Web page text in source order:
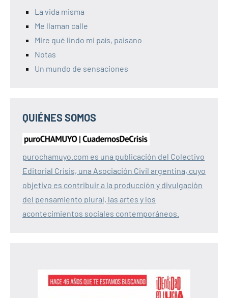
La vida misma
Me llaman calle
Mire qué lindo mi país, paisano
Notas
Un mundo de sensaciones
QUIÉNES SOMOS
purochamuyo.com es una publicación del Colectivo
Editorial Crisis, una Asociación Civil argentina, cuyo
objetivo es contribuir a la producción y divulgación
del pensamiento plural, las artes y los
acontecimientos sociales contemporáneos.